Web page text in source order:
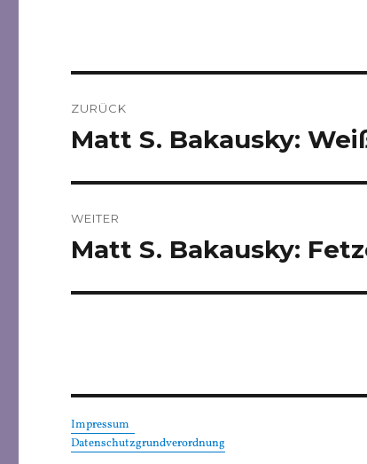
ZURÜCK
Vorheriger
Matt S. Bakausky:
WEITER
Nächster
Matt S. Bakausky:
Impressum
Datenschutzgrundverordnung